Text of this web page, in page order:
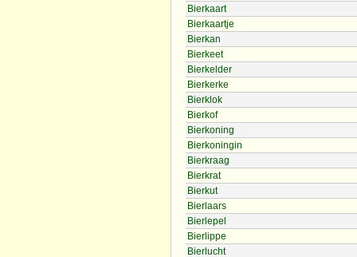
Bierkaart
Bierkaartje
Bierkan
Bierkeet
Bierkelder
Bierkerke
Bierklok
Bierkof
Bierkoning
Bierkoningin
Bierkraag
Bierkrat
Bierkut
Bierlaars
Bierlepel
Bierlippe
Bierlucht